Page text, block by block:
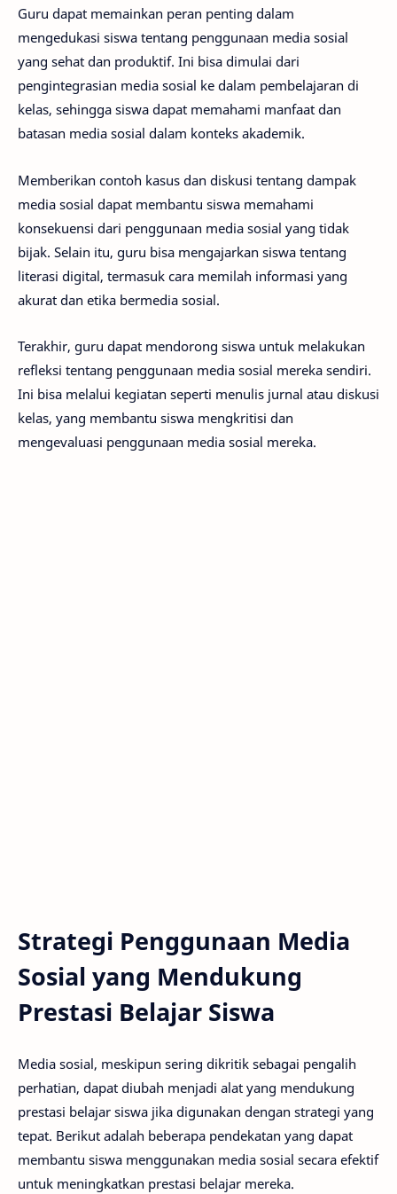
Guru dapat memainkan peran penting dalam
mengedukasi siswa tentang penggunaan media sosial
yang sehat dan produktif. Ini bisa dimulai dari
pengintegrasian media sosial ke dalam pembelajaran di
kelas, sehingga siswa dapat memahami manfaat dan
batasan media sosial dalam konteks akademik.
Memberikan contoh kasus dan diskusi tentang dampak
media sosial dapat membantu siswa memahami
konsekuensi dari penggunaan media sosial yang tidak
bijak. Selain itu, guru bisa mengajarkan siswa tentang
literasi digital, termasuk cara memilah informasi yang
akurat dan etika bermedia sosial.
Terakhir, guru dapat mendorong siswa untuk melakukan
refleksi tentang penggunaan media sosial mereka sendiri.
Ini bisa melalui kegiatan seperti menulis jurnal atau diskusi
kelas, yang membantu siswa mengkritisi dan
mengevaluasi penggunaan media sosial mereka.
Strategi Penggunaan Media
Sosial yang Mendukung
Prestasi Belajar Siswa
Media sosial, meskipun sering dikritik sebagai pengalih
perhatian, dapat diubah menjadi alat yang mendukung
prestasi belajar siswa jika digunakan dengan strategi yang
tepat. Berikut adalah beberapa pendekatan yang dapat
membantu siswa menggunakan media sosial secara efektif
untuk meningkatkan prestasi belajar mereka.